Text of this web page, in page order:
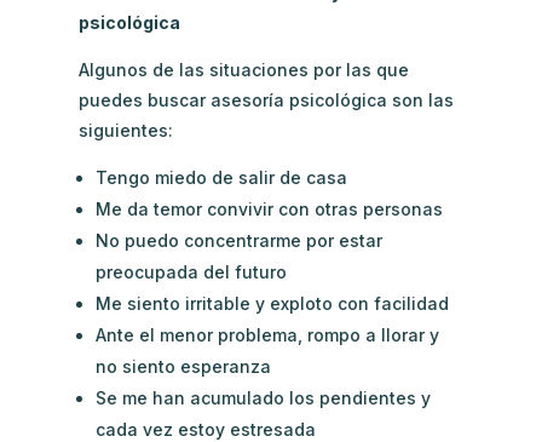
psicológica
Algunos de las situaciones por las que
puedes buscar asesoría psicológica son las
siguientes:
Tengo miedo de salir de casa
Me da temor convivir con otras personas
No puedo concentrarme por estar
preocupada del futuro
Me siento irritable y exploto con facilidad
Ante el menor problema, rompo a llorar y
no siento esperanza
Se me han acumulado los pendientes y
cada vez estoy estresada